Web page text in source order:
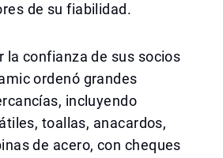
de su fiabilidad.
la confianza de sus socios
ordenó grandes
incluyendo
toallas, anacardos,
de acero, con cheques